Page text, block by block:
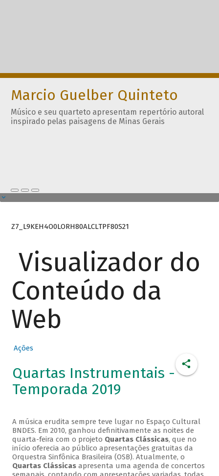
Marcio Guelber Quinteto
Músico e seu quarteto apresentam repertório autoral
inspirado pelas paisagens de Minas Gerais
Z7_L9KEH4O0LORH80ALCLTPF80S21
Visualizador do
Conteúdo da
Web
Ações
Quartas Instrumentais -
Temporada 2019
A música erudita sempre teve lugar no Espaço Cultural
BNDES. Em 2010, ganhou definitivamente as noites de
quarta-feira com o projeto Quartas Clássicas, que no
início oferecia ao público apresentações gratuitas da
Orquestra Sinfônica Brasileira (OSB). Atualmente, o
Quartas Clássicasapresenta uma agenda de concertos